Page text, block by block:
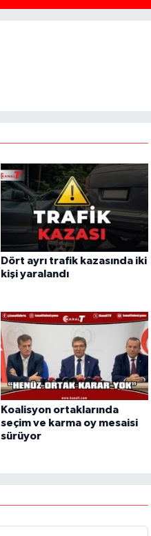
Dört ayrı trafik kazasında iki
kişi yaralandı
Koalisyon ortaklarında
seçim ve karma oy mesaisi
sürüyor